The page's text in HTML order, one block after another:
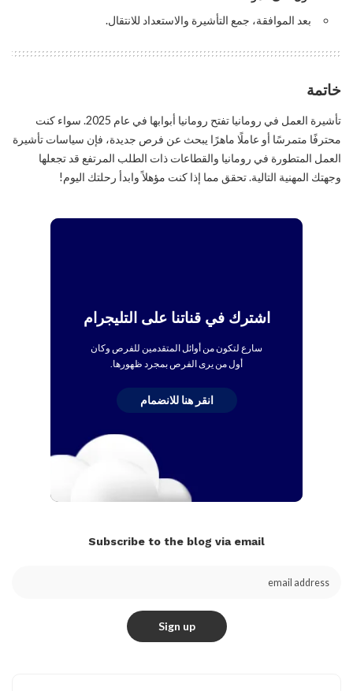
بعد الموافقة، جمع التأشيرة والاستعداد للانتقال.
خاتمة
تأشيرة العمل في رومانيا تفتح رومانيا أبوابها في عام 2025. سواء كنت
محترفًا متمرسًا أو عاملًا ماهرًا يبحث عن فرص جديدة، فإن سياسات تأشيرة
العمل المتطورة في رومانيا والقطاعات ذات الطلب المرتفع قد تجعلها
وجهتك المهنية التالية. تحقق مما إذا كنت مؤهلاً وابدأ رحلتك اليوم!
اشترك في قناتنا على التليجرام
سارع لتكون من أوائل المتقدمين للفرص وكان
أول من يرى الفرص بمجرد ظهورها.
انقر هنا للانضمام
Subscribe to the blog via email